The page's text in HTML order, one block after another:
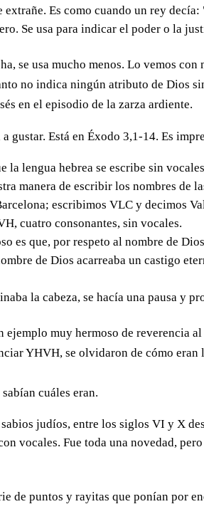
extrañe. Es como cuando un rey
Se usa para indicar el poder o la
se usa mucho menos. Lo vemos
no indica ningún atributo de Dios
en el episodio de la zarza ardiente.
gustar. Está en Éxodo 3,1-14. Es
la lengua hebrea se escribe sin
manera de escribir los nombres de
escribimos VLC y decimos
cuatro consonantes, sin vocales.
es que, por respeto al nombre de
de Dios acarreaba un castigo
la cabeza, se hacía una pausa y
ejemplo muy hermoso de reverencia
YHVH, se olvidaron de cómo
cuáles eran.
judíos, entre los siglos VI y X
vocales. Fue toda una novedad,
de puntos y rayitas que ponían por